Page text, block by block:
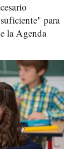
para
la Agenda